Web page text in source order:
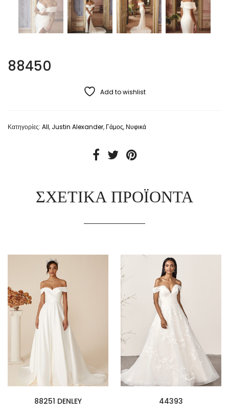
88450
Add to wishlist
Κατηγορίες: All, Justin Alexander, Γάμος, Νυφικά
ΣΧΕΤΙΚΆ ΠΡΟΪΌΝΤΑ
88251 DENLEY 44393